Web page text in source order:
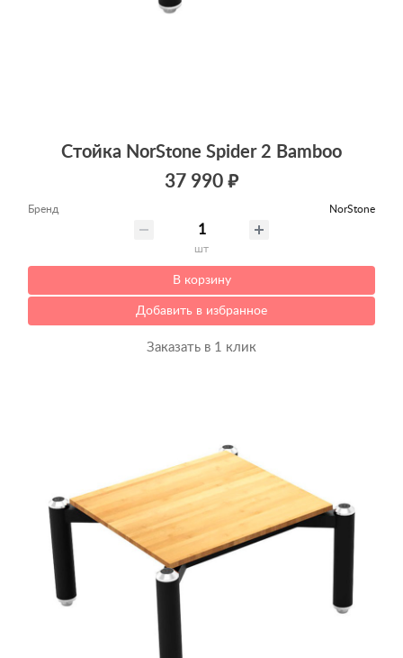
Стойка NorStone Spider 2 Bamboo
37 990 ₽
Бренд NorStone
шт
В корзину
Добавить в избранное
Заказать в 1 клик